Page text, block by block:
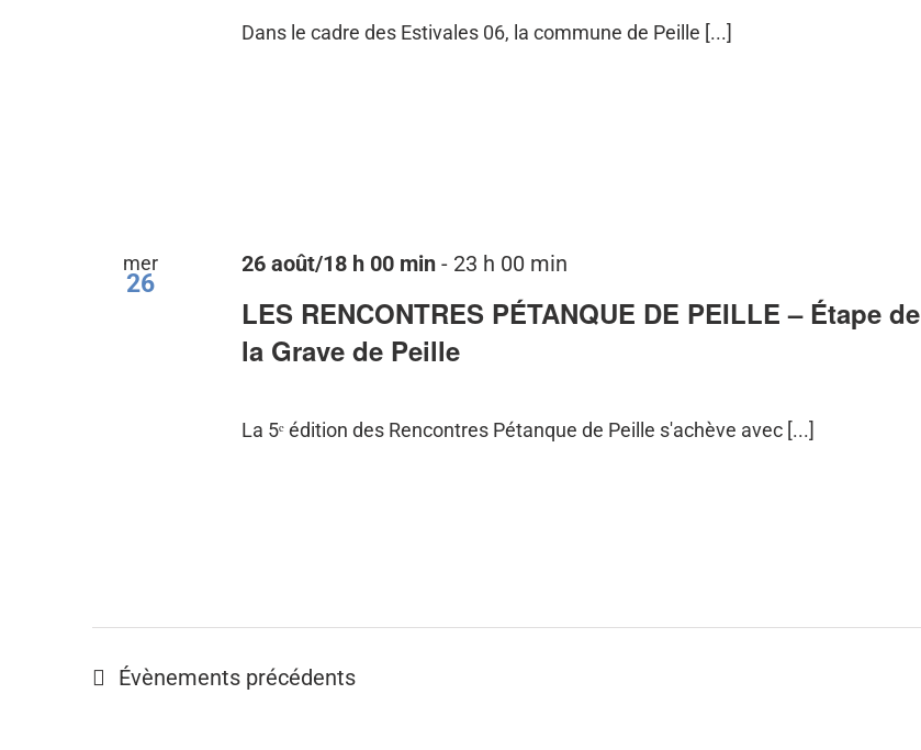
Dans le cadre des Estivales 06, la commune de Peille [...]
mer
26
LES RENCONTRES PÉTANQUE DE PEILLE – Étape de
la Grave de Peille
26 août/18 h 00 min- 23 h 00 min
La 5ᵉ édition des Rencontres Pétanque de Peille s'achève avec [...]
Évènementsprécédents